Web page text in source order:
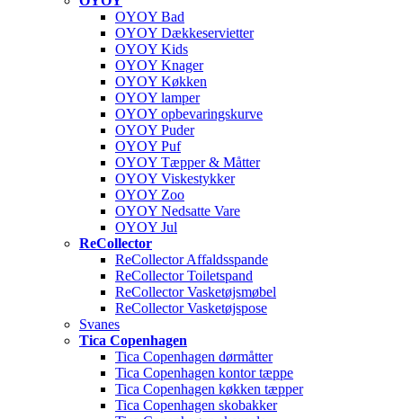
OYOY Bad
OYOY Dækkeservietter
OYOY Kids
OYOY Knager
OYOY Køkken
OYOY lamper
OYOY opbevaringskurve
OYOY Puder
OYOY Puf
OYOY Tæpper & Måtter
OYOY Viskestykker
OYOY Zoo
OYOY Nedsatte Vare
OYOY Jul
ReCollector
ReCollector Affaldsspande
ReCollector Toiletspand
ReCollector Vasketøjsmøbel
ReCollector Vasketøjspose
Svanes
Tica Copenhagen
Tica Copenhagen dørmåtter
Tica Copenhagen kontor tæppe
Tica Copenhagen køkken tæpper
Tica Copenhagen skobakker